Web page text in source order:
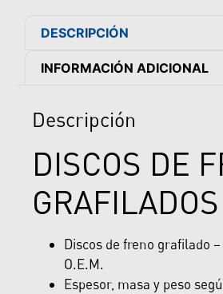
DESCRIPCIÓN
INFORMACIÓN ADICIONAL
Descripción
DISCOS DE
GRAFILADOS
Discos de freno grafilado
O.E.M.
Espesor, masa y peso